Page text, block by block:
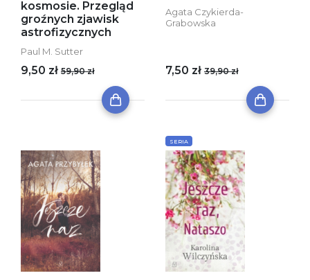
kosmosie. Przegląd
groźnych zjawisk
astrofizycznych
Paul M. Sutter
9,50 zł 59,90 zł
Agata Czykierda-
Grabowska
7,50 zł 39,90 zł
SERIA